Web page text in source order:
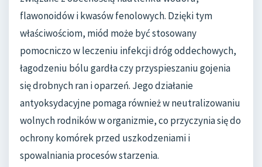
flawonoidów i kwasów fenolowych. Dzięki tym
właściwościom, miód może być stosowany
pomocniczo w leczeniu infekcji dróg oddechowych,
łagodzeniu bólu gardła czy przyspieszaniu gojenia
się drobnych ran i oparzeń. Jego działanie
antyoksydacyjne pomaga również w neutralizowaniu
wolnych rodników w organizmie, co przyczynia się do
ochrony komórek przed uszkodzeniami i
spowalniania procesów starzenia.